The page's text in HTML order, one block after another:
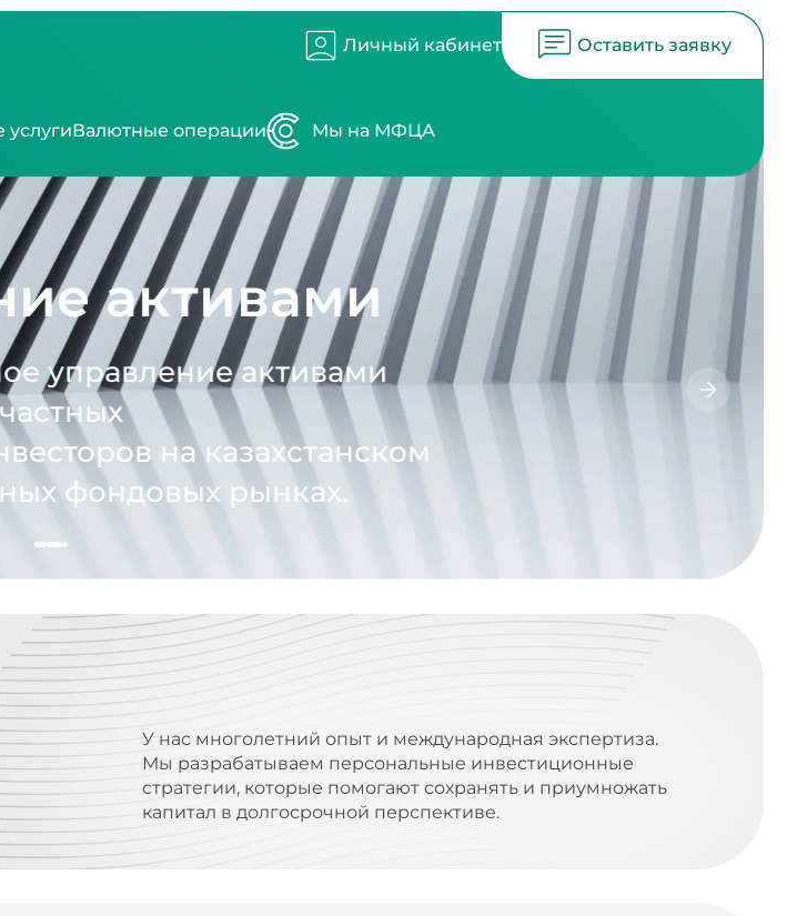
Личный кабинет Оставить заявку
услугиВалютные операции Мы на МФЦА
активами
управление активами
на казахстанском
фондовых рынках.
У нас многолетний опыт и международная экспертиза.
Мы разрабатываем персональные инвестиционные
стратегии, которые помогают сохранять и приумножать
капитал в долгосрочной перспективе.